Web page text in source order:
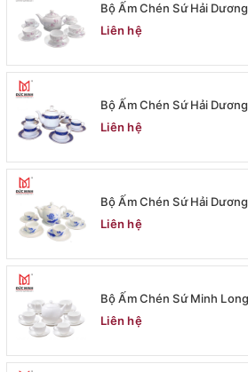
Bộ Ấm Chén Sứ Hải
Liên hệ
Bộ Ấm Chén Sứ Hải
Liên hệ
Bộ Ấm Chén Sứ Hải
Liên hệ
Bộ Ấm Chén Sứ Minh
Liên hệ